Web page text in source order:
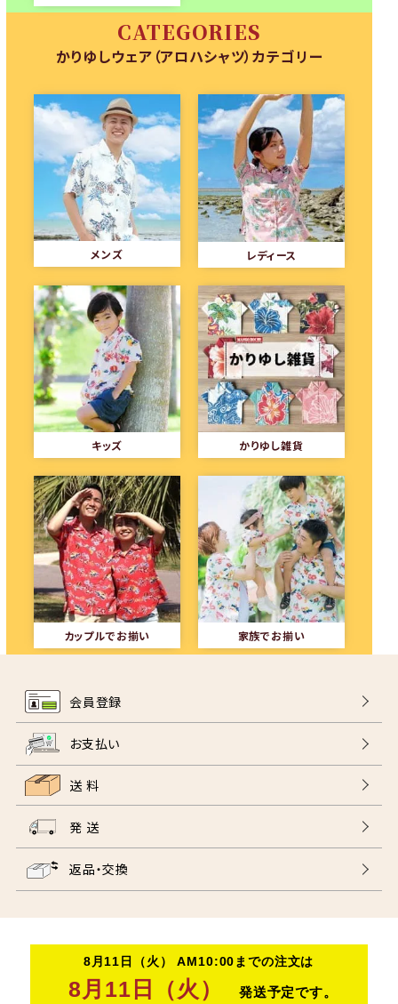
CATEGORIES
かりゆしウェア（アロハシャツ）カテゴリー
メンズ レディース
キッズ かりゆし雑貨
カップルでお揃い 家族でお揃い
会員登録
お支払い
送 料
発 送
返品・交換